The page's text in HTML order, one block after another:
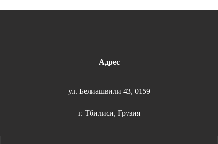
Адрес
ул. Белиашвили 43, 0159
г. Тбилиси, Грузия